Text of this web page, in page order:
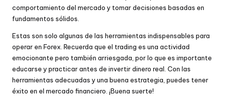
comportamiento del mercado y tomar decisiones basadas en
fundamentos sólidos.
Estas son solo algunas de las herramientas indispensables para
operar en Forex. Recuerda que el trading es una actividad
emocionante pero también arriesgada, por lo que es importante
educarse y practicar antes de invertir dinero real. Con las
herramientas adecuadas y una buena estrategia, puedes tener
éxito en el mercado financiero. ¡Buena suerte!